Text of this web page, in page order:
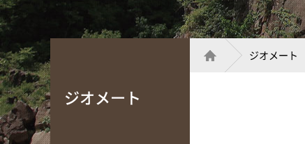
ジオメート
ジオメート